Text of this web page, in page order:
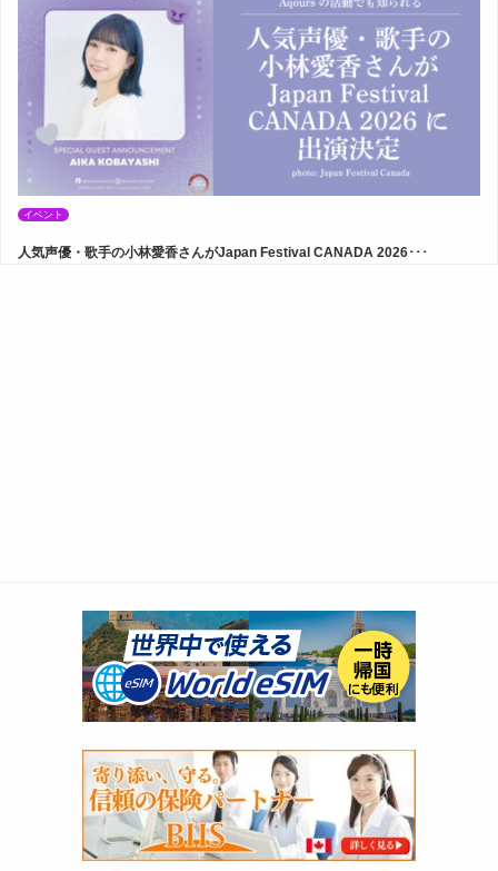
イベント
人気声優・歌手の小林愛香さんがJapan Festival CANADA 2026･･･